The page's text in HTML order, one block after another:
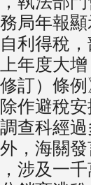
局年報
利得稅
年度大
修訂）條
作避稅
查科經
，海關
涉及一